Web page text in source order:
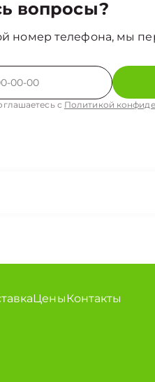
вопросы?
номер телефона, мы
с Политикой
ЦеныКонтакты